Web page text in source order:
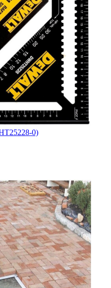
0)